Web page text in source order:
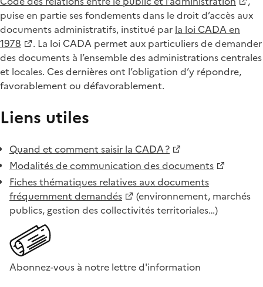
puise en partie ses fondements dans le droit d’accès aux
documents administratifs, institué par la loi CADA en
1978
. La loi CADA permet aux particuliers de demander
des documents à l’ensemble des administrations centrales
et locales. Ces dernières ont l’obligation d’y répondre,
favorablement ou défavorablement.
Liens utiles
Quand et comment saisir la CADA ?
Modalités de communication des documents
Fiches thématiques relatives aux documents
fréquemment demandés
(environnement, marchés
publics, gestion des collectivités territoriales…)
Abonnez-vous à notre lettre d'information